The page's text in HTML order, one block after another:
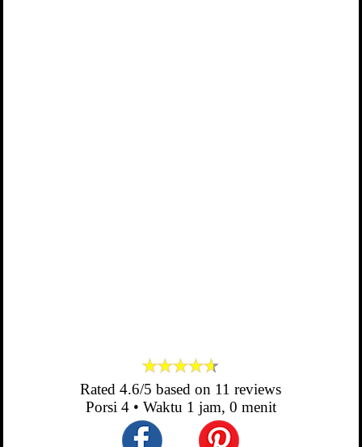
Rated4.6/5 based on 11 reviews
Porsi 4• Waktu 1 jam, 0 menit